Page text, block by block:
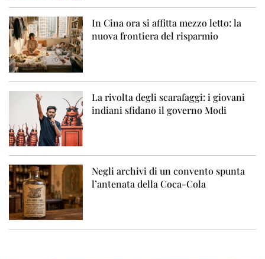
In Cina ora si affitta mezzo letto: la
nuova frontiera del risparmio
La rivolta degli scarafaggi: i giovani
indiani sfidano il governo Modi
Negli archivi di un convento spunta
l’antenata della Coca-Cola